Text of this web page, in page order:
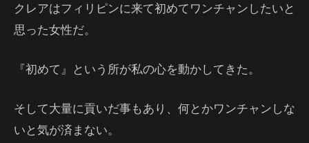
クレアはフィリピンに来て初めてワンチャンしたいと
思った女性だ。
『初めて』という所が私の心を動かしてきた。
そして大量に貢いだ事もあり、何とかワンチャンしな
いと気が済まない。